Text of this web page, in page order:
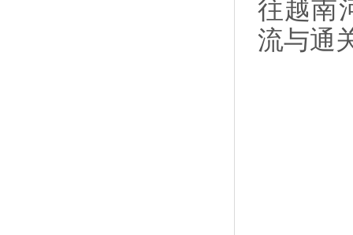
往越南
流与通